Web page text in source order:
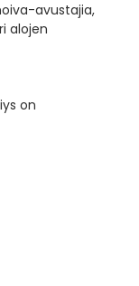
avustajia,
alojen
on